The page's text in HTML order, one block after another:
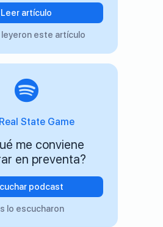
Leer artículo
este artículo
State Game
me conviene
en preventa?
podcast
lo escucharon